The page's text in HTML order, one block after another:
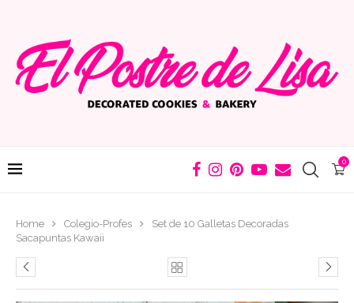
0
Home Colegio-Profes
Set de 10 Galletas Decoradas
Sacapuntas Kawaii